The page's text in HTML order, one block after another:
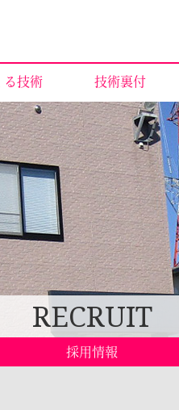
る技術 技術裏付
RECRUIT
採用情報